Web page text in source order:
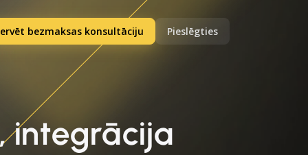
bezmaksas konsultāciju Pieslēgties
integrācija